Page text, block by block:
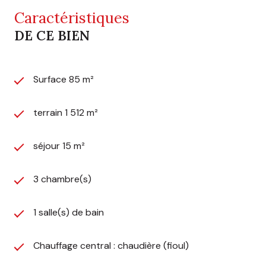
Caractéristiques
DE CE BIEN
Surface 85 m²
terrain 1 512 m²
séjour 15 m²
3 chambre(s)
1 salle(s) de bain
Chauffage central : chaudière (fioul)